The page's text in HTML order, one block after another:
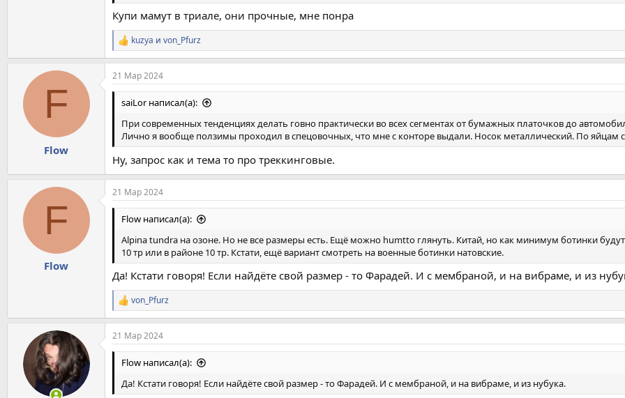
Купи мамут в триале, они прочные, мне понра
Р
е
а
к
ц
и
kuzya и von_Pfurz
F
Flow
21 Мар 2024
saiLor написал(а):
При современных тенденциях делать говно практически во всех сегментах от бумажных платочков до
Лично я вообще ползимы проходил в спецовочных, что мне с конторе выдали. Носок металлический. По яйцам
Ну, запрос как и тема то про треккинговые.
F
Flow
21 Мар 2024
Flow написал(а):
Alpina tundra на озоне. Но не все размеры есть. Ещё можно humtto глянуть. Китай, но как минимум ботинки
10 тр или в районе 10 тр. Кстати, ещё вариант смотреть на военные ботинки натовские.
Да! Кстати говоря! Если найдёте свой размер - то Фарадей. И с мембраной, и на вибраме, и из
Р
е
а
к
ц
и
von_Pfurz
21 Мар 2024
Flow написал(а):
Да! Кстати говоря! Если найдёте свой размер - то Фарадей. И с мембраной, и на вибраме, и из нубука.